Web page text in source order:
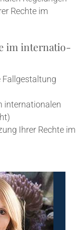
Rech­te im
im inter­na­tio­
Fall­ge­stal­tung
inter­na­tio­na­len
Ihrer Rech­te im